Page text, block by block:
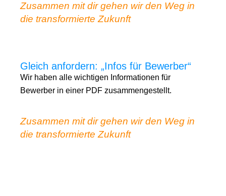
Zusammen mit dir gehen wir den Weg in
die transformierte Zukunft
Gleich anfordern: „Infos für Bewerber“
Wir haben alle wichtigen Informationen für
Bewerber in einer PDF zusammengestellt.
Zusammen mit dir gehen wir den Weg in
die transformierte Zukunft